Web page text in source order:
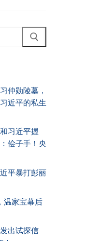
仲勋陵墓，
近平的私生
习近平握
侩子手！央
平暴打彭丽
温家宝幕后
出试探信